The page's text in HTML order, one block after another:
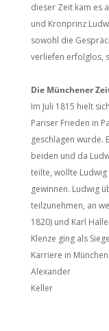
dieser Zeit kam es
und Kronprinz
sowohl die
verliefen erfolglos,
Die Münchener
Im Juli 1815 hielt
Pariser Frieden in
geschlagen wurde.
beiden und da
teilte, wollte
gewinnen. Ludwig
teilzunehmen, an
1820) und Karl
Klenze ging als
Karriere in
Alexander